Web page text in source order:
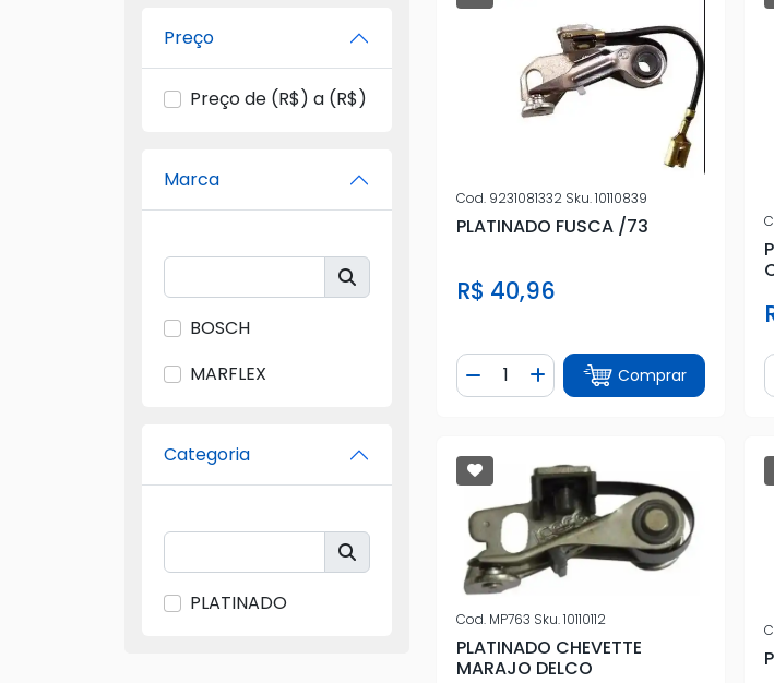
Preço
Preço de (R$) a (R$)
Marca
BOSCH
MARFLEX
Categoria
PLATINADO
Cod. 9231081332 Sku.10110839
PLATINADO FUSCA /73
R$ 40,96
Diminuir Quantidade
Quantidade
Adicionar Quantidade
Comprar
Cod. MP763 Sku.10110112
PLATINADO CHEVETTE
MARAJO DELCO